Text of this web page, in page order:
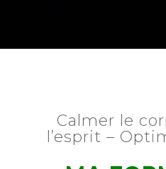
Calmer le
l’esprit –